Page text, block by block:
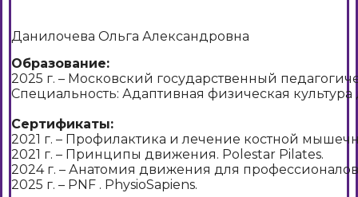
Данилочева Ольга Александровна
Образование:
2025 г. – Московский государственный
Специальность: Адаптивная физическая
Сертификаты:
2021 г. – Профилактика и лечение костной
2021 г. – Принципы движения. Polestar Pilates.
2024 г. – Анатомия движения для
2025 г. – PNF . PhysioSapiens.